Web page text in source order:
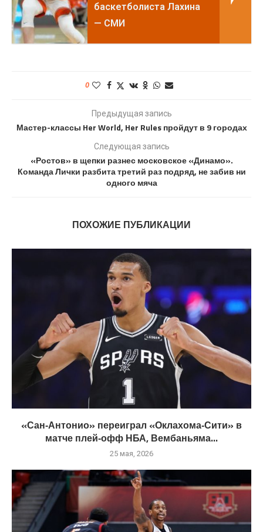
баскетболиста Лахина
— СМИ
0
Предыдущая запись
Мастер-классы Her World, Her Rules пройдут в 9 городах
Следующая запись
«Ростов» в щепки разнес московское «Динамо».
Команда Лички разбита третий раз подряд, не забив ни
одного мяча
ПОХОЖИЕ ПУБЛИКАЦИИ
«Сан‑Антонио» переиграл «Оклахома‑Сити» в
матче плей‑офф НБА, Вембаньяма...
25 мая, 2026